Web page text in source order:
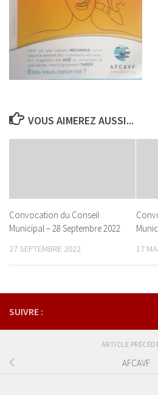
VOUS AIMEREZ AUSSI...
Convocation du Conseil
Municipal – 28 Septembre 2022
27 SEPTEMBRE 2022 17
SUIVRE :
ARTICLE
AFCAVF